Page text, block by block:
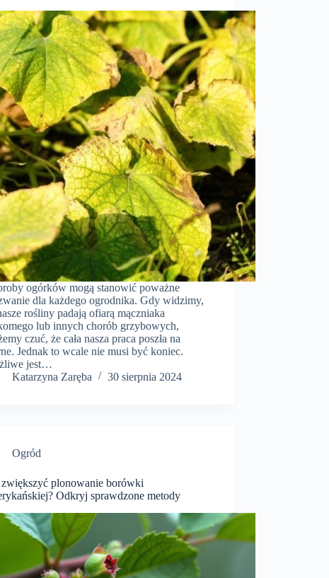
ogórków mogą stanowić poważne
dla każdego ogrodnika. Gdy widzimy,
rośliny padają ofiarą mączniaka
lub innych chorób grzybowych,
czuć, że cała nasza praca poszła na
Jednak to wcale nie musi być koniec.
jest…
Katarzyna Zaręba
30 sierpnia 2024
Ogród
zwiększyć plonowanie borówki
Odkryj sprawdzone metody